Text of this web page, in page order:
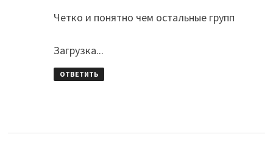
Четко и понятно чем остальные групп
Загрузка...
ОТВЕТИТЬ